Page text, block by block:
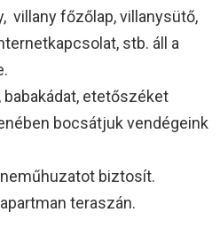
villany főzőlap, villanysütő,
stb. áll a
babakádat, etetőszéket
bocsátjuk vendégeink
biztosít.
teraszán.